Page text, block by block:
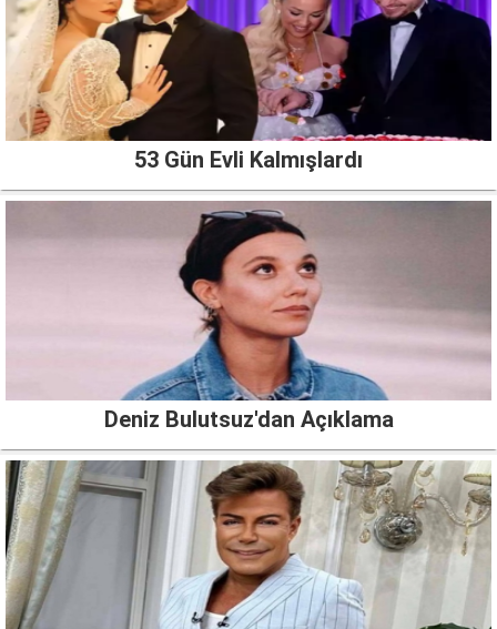
53 Gün Evli Kalmışlardı
Deniz Bulutsuz'dan Açıklama